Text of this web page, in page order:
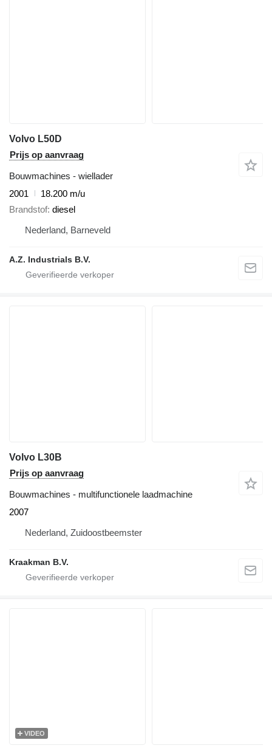
Volvo L50D
Prijs op aanvraag
Bouwmachines - wiellader
2001
18.200 m/u
Brandstof diesel
Nederland, Barneveld
A.Z. Industrials B.V.
Volvo L30B
Prijs op aanvraag
Bouwmachines - multifunctionele laadmachine
2007
Nederland, Zuidoostbeemster
Kraakman B.V.
VIDEO